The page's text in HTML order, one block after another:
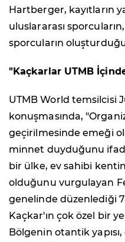
Hartberger, kayıtların
uluslararası
sporcuların
"Kaçkarlar UTMB
UTMB World temsilcisi
konuşmasında,
geçirilmesinde emeği
minnet duyduğunu
bir ülke, ev sahibi
olduğunu vurgulayan
genelinde düzenlediği
Kaçkar'ın çok özel bir
Bölgenin otantik